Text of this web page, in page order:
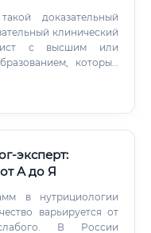
доказательный
клинический
с высшим или
который
через
эксперт:
А до Я
в нутрициологии
варьируется от
В России